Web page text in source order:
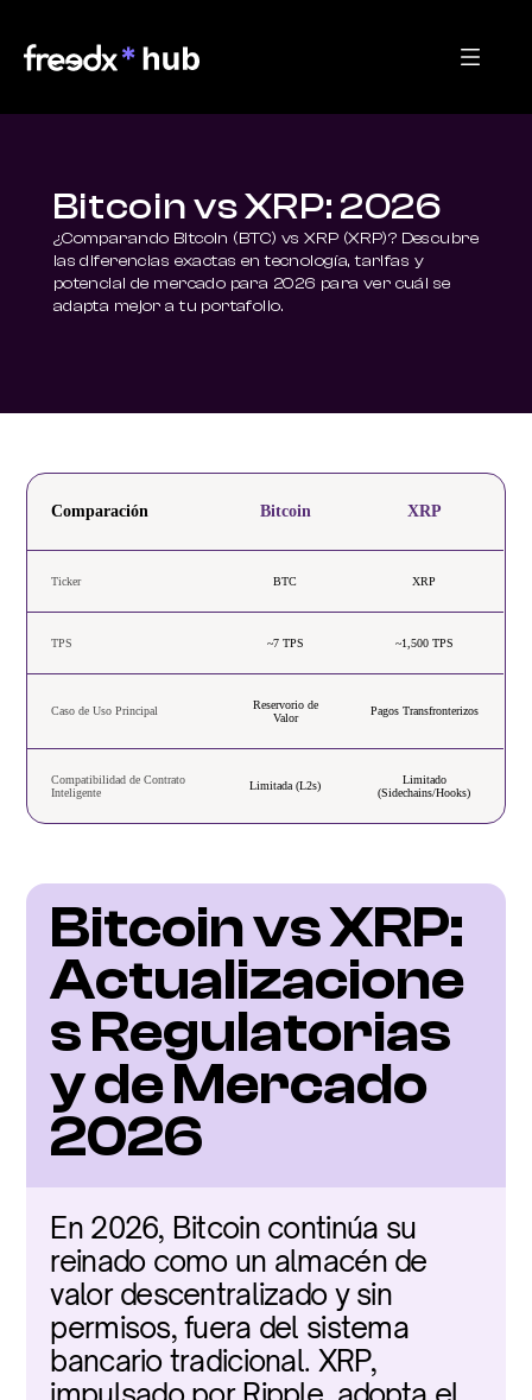
Bitcoin vs XRP: 2026
¿Comparando Bitcoin (BTC) vs XRP (XRP)? Descubre
las diferencias exactas en tecnología, tarifas y
potencial de mercado para 2026 para ver cuál se
adapta mejor a tu portafolio.
Comparación Bitcoin XRP
Ticker BTC XRP
TPS ~7 TPS ~1,500 TPS
Caso de Uso Principal
Reservorio de
Valor
Pagos Transfronterizos
Compatibilidad de Contrato
Inteligente
Limitada (L2s)
Limitado
(Sidechains/Hooks)
Bitcoin vs XRP:
Actualizacione
s Regulatorias
y de Mercado
2026
En 2026, Bitcoin continúa su
reinado como un almacén de
valor descentralizado y sin
permisos, fuera del sistema
bancario tradicional. XRP,